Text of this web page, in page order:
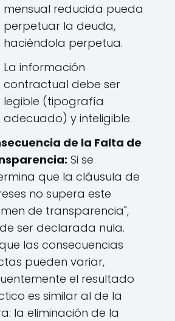
mensual reducida pueda
perpetuar la deuda,
haciéndola perpetua.
La información
contractual debe ser
legible (tipografía
adecuado) y inteligible.
de la Falta de
Si se
que la cláusula de
no supera este
de transparencia",
ser declarada nula.
las consecuencias
pueden variar,
el resultado
es similar al de la
la eliminación de la